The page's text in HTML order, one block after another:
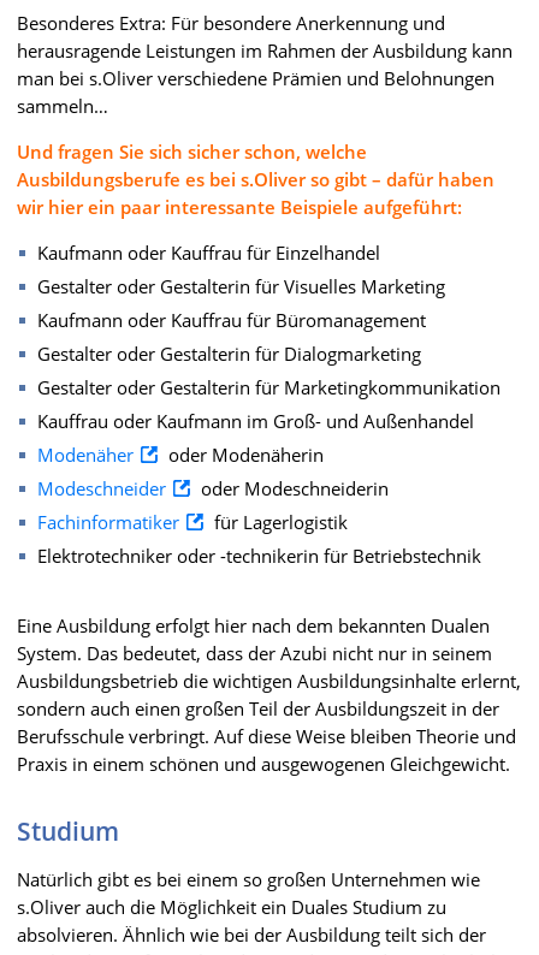
Besonderes Extra: Für besondere Anerkennung und
herausragende Leistungen im Rahmen der Ausbildung kann
man bei s.Oliver verschiedene Prämien und Belohnungen
sammeln…
Und fragen Sie sich sicher schon, welche
Ausbildungsberufe es bei s.Oliver so gibt – dafür haben
wir hier ein paar interessante Beispiele aufgeführt:
Kaufmann oder Kauffrau für Einzelhandel
Gestalter oder Gestalterin für Visuelles Marketing
Kaufmann oder Kauffrau für Büromanagement
Gestalter oder Gestalterin für Dialogmarketing
Gestalter oder Gestalterin für Marketingkommunikation
Kauffrau oder Kaufmann im Groß- und Außenhandel
Modenäher
oder Modenäherin
Modeschneider
oder Modeschneiderin
Fachinformatiker
für Lagerlogistik
Elektrotechniker oder -technikerin für Betriebstechnik
Eine Ausbildung erfolgt hier nach dem bekannten Dualen
System. Das bedeutet, dass der Azubi nicht nur in seinem
Ausbildungsbetrieb die wichtigen Ausbildungsinhalte erlernt,
sondern auch einen großen Teil der Ausbildungszeit in der
Berufsschule verbringt. Auf diese Weise bleiben Theorie und
Praxis in einem schönen und ausgewogenen Gleichgewicht.
Studium
Natürlich gibt es bei einem so großen Unternehmen wie
s.Oliver auch die Möglichkeit ein Duales Studium zu
absolvieren. Ähnlich wie bei der Ausbildung teilt sich der